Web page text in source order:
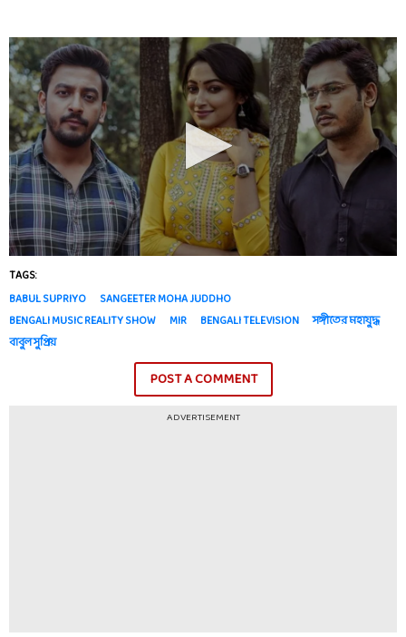
TAGS:
BABUL SUPRIYO
SANGEETER MOHA JUDDHO
BENGALI MUSIC REALITY SHOW
MIR BENGALI TELEVISION
সঙ্গীতের মহাযুদ্ধ
বাবুল সুপ্রিয়
POST A COMMENT
ADVERTISEMENT